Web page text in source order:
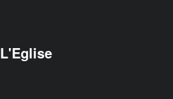
L'Eglise